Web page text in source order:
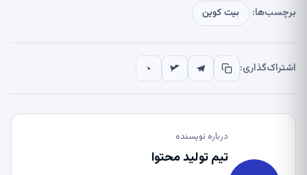
برچسب‌ها: بیت کوین
اشتراک‌گذاری:
درباره نویسنده
تیم تولید محتوا